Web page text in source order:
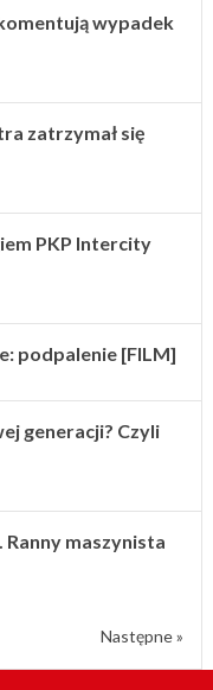
wypadek
zatrzymał się
PKP Intercity
podpalenie [FILM]
generacji? Czyli
Ranny maszynista
Następne »